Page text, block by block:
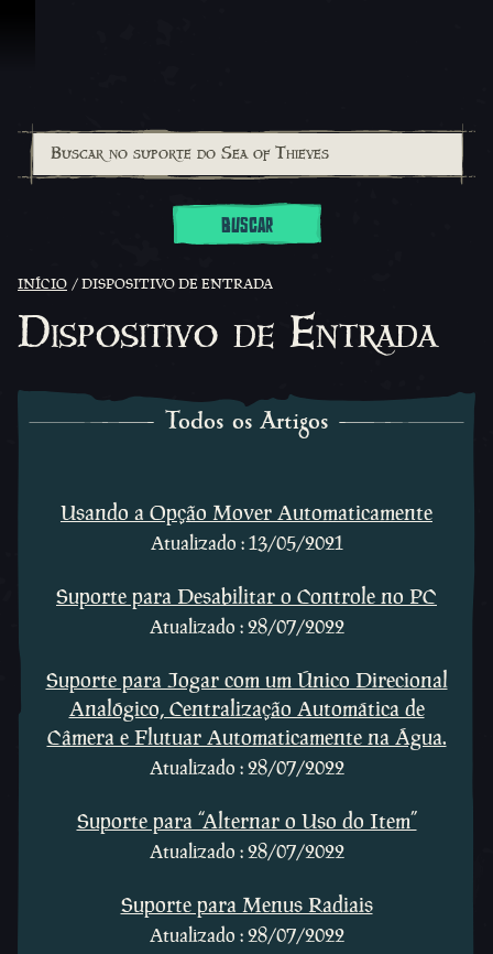
BUSCAR
INÍCIO DISPOSITIVO DE ENTRADA
Dispositivo de Entrada
Todos os Artigos
Usando a Opção Mover Automaticamente
Atualizado : 13/05/2021
Suporte para Desabilitar o Controle no PC
Atualizado : 28/07/2022
Suporte para Jogar com um Único Direcional
Analógico, Centralização Automática de
Câmera e Flutuar Automaticamente na Água.
Atualizado : 28/07/2022
Suporte para “Alternar o Uso do Item”
Atualizado : 28/07/2022
Suporte para Menus Radiais
Atualizado : 28/07/2022